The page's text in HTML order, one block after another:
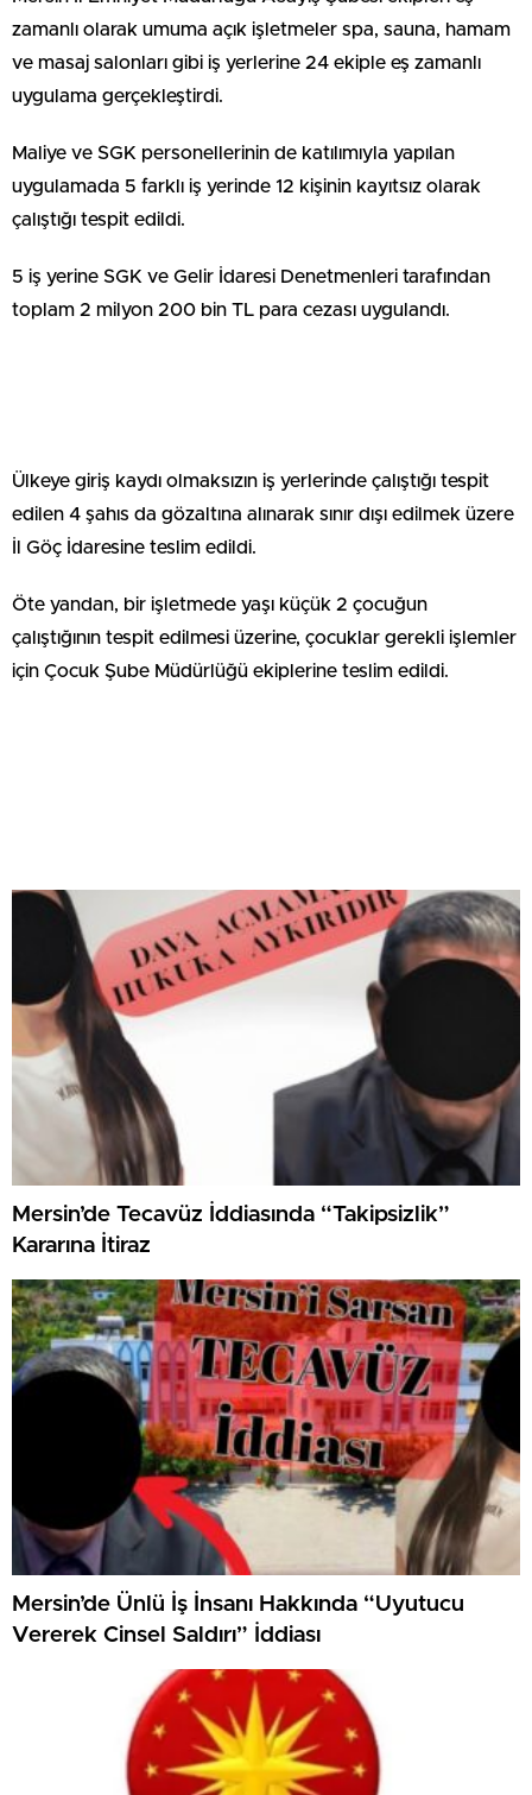
zamanlı olarak umuma açık işletmeler spa, sauna, hamam
ve masaj salonları gibi iş yerlerine 24 ekiple eş zamanlı
uygulama gerçekleştirdi.
Maliye ve SGK personellerinin de katılımıyla yapılan
uygulamada 5 farklı iş yerinde 12 kişinin kayıtsız olarak
çalıştığı tespit edildi.
5 iş yerine SGK ve Gelir İdaresi Denetmenleri tarafından
toplam 2 milyon 200 bin TL para cezası uygulandı.
Ülkeye giriş kaydı olmaksızın iş yerlerinde çalıştığı tespit
edilen 4 şahıs da gözaltına alınarak sınır dışı edilmek üzere
İl Göç İdaresine teslim edildi.
Öte yandan, bir işletmede yaşı küçük 2 çocuğun
çalıştığının tespit edilmesi üzerine, çocuklar gerekli işlemler
için Çocuk Şube Müdürlüğü ekiplerine teslim edildi.
Mersin’de Tecavüz İddiasında “Takipsizlik”
Kararına İtiraz
Mersin’de Ünlü İş İnsanı Hakkında “Uyutucu
Vererek Cinsel Saldırı” İddiası